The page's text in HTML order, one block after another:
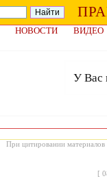
НОВОСТИ
ВИДЕО
У Вас
При цитировании материалов
[